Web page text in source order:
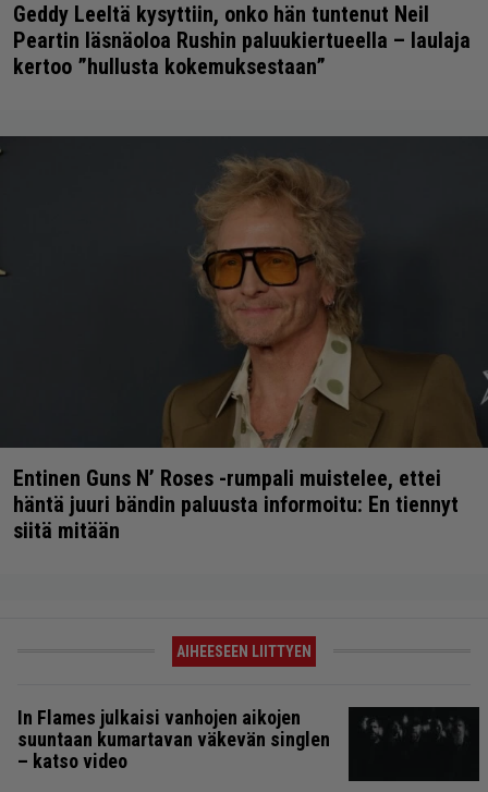
Geddy Leeltä kysyttiin, onko hän tuntenut Neil
Peartin läsnäoloa Rushin paluukiertueella – laulaja
kertoo ”hullusta kokemuksestaan”
Entinen Guns N’ Roses -rumpali muistelee, ettei
häntä juuri bändin paluusta informoitu: En tiennyt
siitä mitään
AIHEESEEN LIITTYEN
In Flames julkaisi vanhojen aikojen
suuntaan kumartavan väkevän singlen
– katso video